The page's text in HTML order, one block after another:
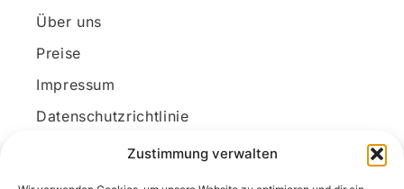
Zustimmung verwalten
Über uns
Preise
Impressum
Datenschutzrichtlinie
Kundenkonto